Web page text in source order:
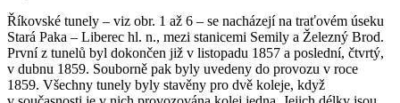
Říkovské tunely – viz obr. 1 až 6 – se nacházejí na traťovém úseku
Stará Paka – Liberec hl. n., mezi stanicemi Semily a Železný Brod.
První z tunelů byl dokončen již v listopadu 1857 a poslední, čtvrtý,
v dubnu 1859. Souborně pak byly uvedeny do provozu v roce
1859. Všechny tunely byly stavěny pro dvě koleje, když